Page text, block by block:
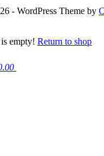
- WordPress Theme by
empty! Return to shop